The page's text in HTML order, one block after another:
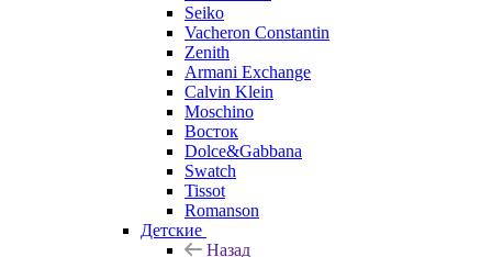
Seiko
Vacheron Constantin
Zenith
Armani Exchange
Calvin Klein
Moschino
Восток
Dolce&Gabbana
Swatch
Tissot
Romanson
Детские
Назад